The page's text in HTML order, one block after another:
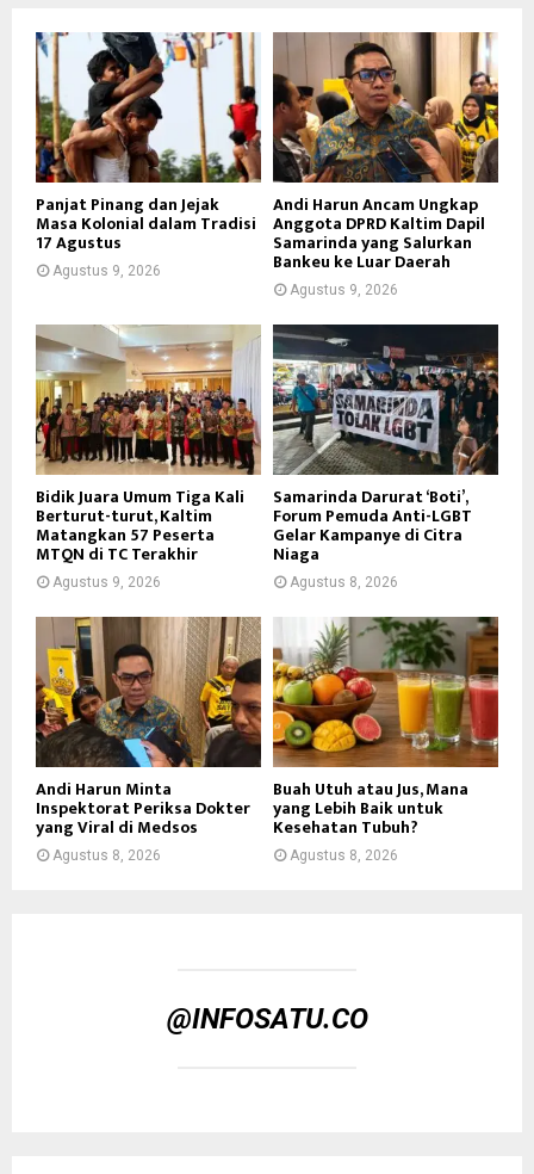
Panjat Pinang dan Jejak
Masa Kolonial dalam Tradisi
17 Agustus
Agustus 9, 2026
Andi Harun Ancam Ungkap
Anggota DPRD Kaltim Dapil
Samarinda yang Salurkan
Bankeu ke Luar Daerah
Agustus 9, 2026
Bidik Juara Umum Tiga Kali
Berturut-turut, Kaltim
Matangkan 57 Peserta
MTQN di TC Terakhir
Agustus 9, 2026
Samarinda Darurat ‘Boti’,
Forum Pemuda Anti-LGBT
Gelar Kampanye di Citra
Niaga
Agustus 8, 2026
Andi Harun Minta
Inspektorat Periksa Dokter
yang Viral di Medsos
Agustus 8, 2026
Buah Utuh atau Jus, Mana
yang Lebih Baik untuk
Kesehatan Tubuh?
Agustus 8, 2026
@INFOSATU.CO